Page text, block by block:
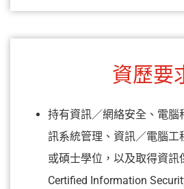
資歷要
持有資訊／網絡安全、電腦
訊系統管理、資訊／電腦工
或碩士學位，以及取得資訊
Certified Information